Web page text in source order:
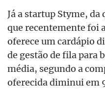
Já a startup Styme, da
que recentemente foi
oferece um cardápio
de gestão de fila para
média, segundo a
oferecida diminui em